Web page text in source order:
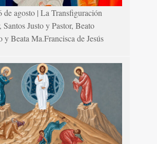
de agosto | La Transfiguración
Santos Justo y Pastor, Beato
y Beata Ma.Francisca de Jesús